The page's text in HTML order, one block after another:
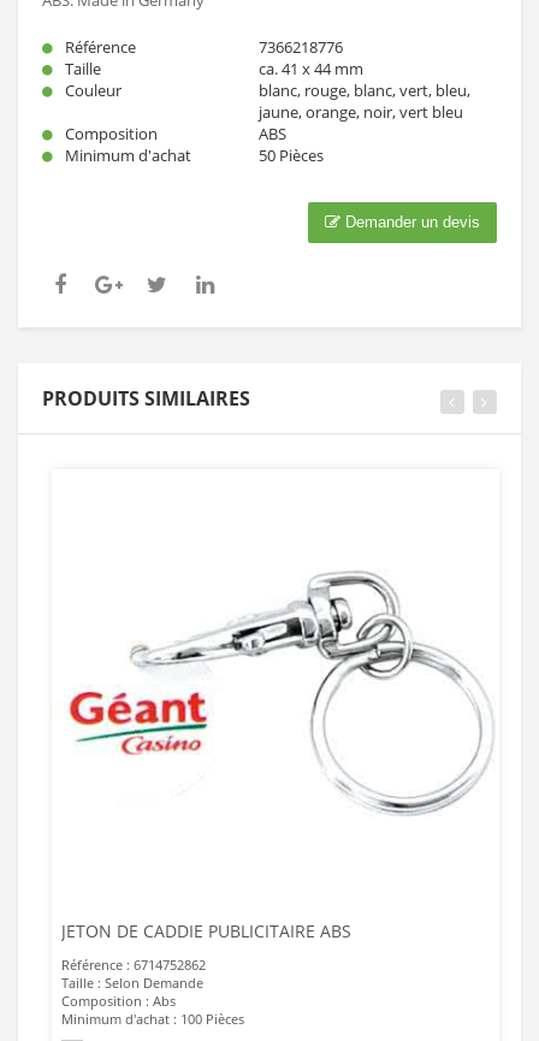
Référence
7366218776
Taille
ca. 41 x 44 mm
Couleur
blanc, rouge, blanc, vert, bleu,
jaune, orange, noir, vert bleu
Composition
ABS
Minimum d'achat
50 Pièces
Demander un devis
PRODUITS SIMILAIRES
JETON DE CADDIE PUBLICITAIRE ABS
Référence : 6714752862
Taille : Selon Demande
Composition : Abs
Minimum d'achat : 100 Pièces